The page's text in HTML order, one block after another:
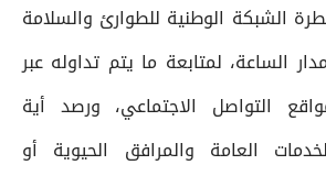
الشبكة الوطنية للطوارئ والسلامة
الساعة، لمتابعة ما يتم تداوله عبر
التواصل الاجتماعي، ورصد أية
العامة والمرافق الحيوية أو